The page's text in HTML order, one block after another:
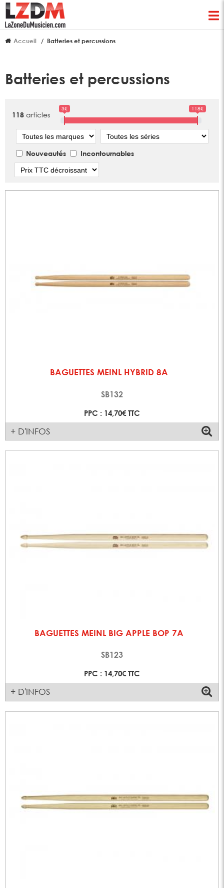
Accueil Batteries et percussions
Batteries et percussions
118 articles
3€ 118€
Marque Série
Nouveautés
Incontournables
BAGUETTES MEINL HYBRID 8A
SB132
PPC : 14,70€ TTC
+ D'INFOS
BAGUETTES MEINL BIG APPLE BOP 7A
SB123
PPC : 14,70€ TTC
+ D'INFOS